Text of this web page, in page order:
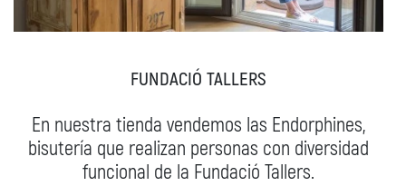
FUNDACIÓ TALLERS
En nuestra tienda vendemos las Endorphines,
bisutería que realizan personas con diversidad
funcional de la Fundació Tallers.